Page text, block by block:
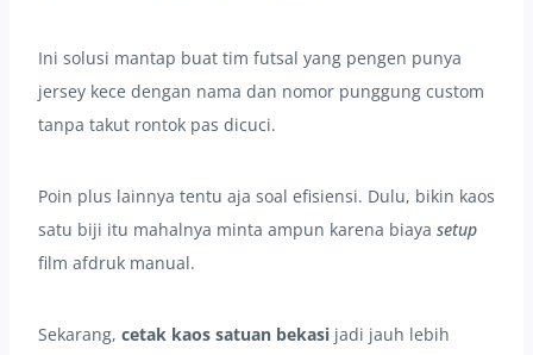
Ini solusi mantap buat tim futsal yang pengen punya
jersey kece dengan nama dan nomor punggung custom
tanpa takut rontok pas dicuci.
Poin plus lainnya tentu aja soal efisiensi. Dulu, bikin kaos
satu biji itu mahalnya minta ampun karena biaya setup
film afdruk manual.
Sekarang, cetak kaos satuan bekasi jadi jauh lebih